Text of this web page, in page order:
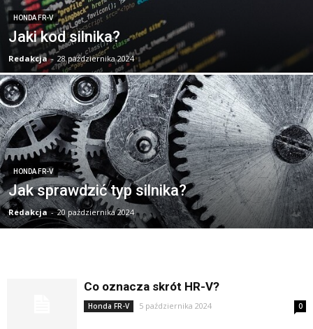
HONDA FR-V
Jaki kod silnika?
Redakcja - 28 października 2024
HONDA FR-V
Jak sprawdzić typ silnika?
Redakcja - 20 października 2024
Co oznacza skrót HR-V?
Honda FR-V 5 października 2024 0